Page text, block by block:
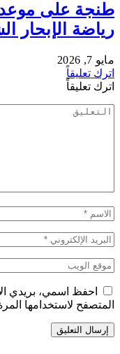
طنجة على
رياضة الإبحار
مايو 7, 2026
اترك تعليقاً
اترك تعليقاً
احفظ اسمي، بريدي
المتصفح لاستخدامها